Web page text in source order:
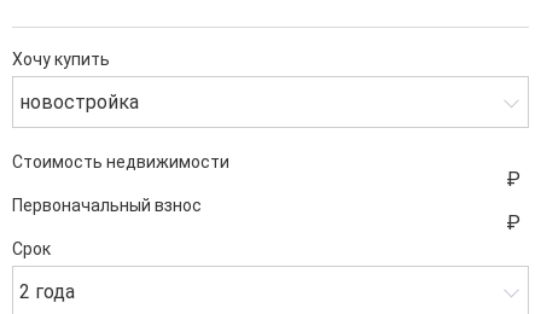
Хочу купить
новостройка
Стоимость недвижимости
Первоначальный взнос
Срок
2 года